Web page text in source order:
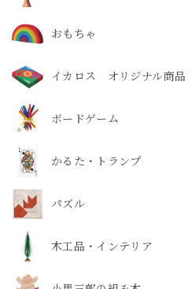
おもちゃ
イカロス オリジナル商品
ボードゲーム
かるた・トランプ
パズル
木工品・インテリア